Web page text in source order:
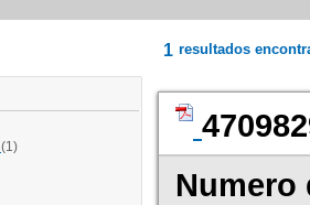
(1)
1 resultados
Numero